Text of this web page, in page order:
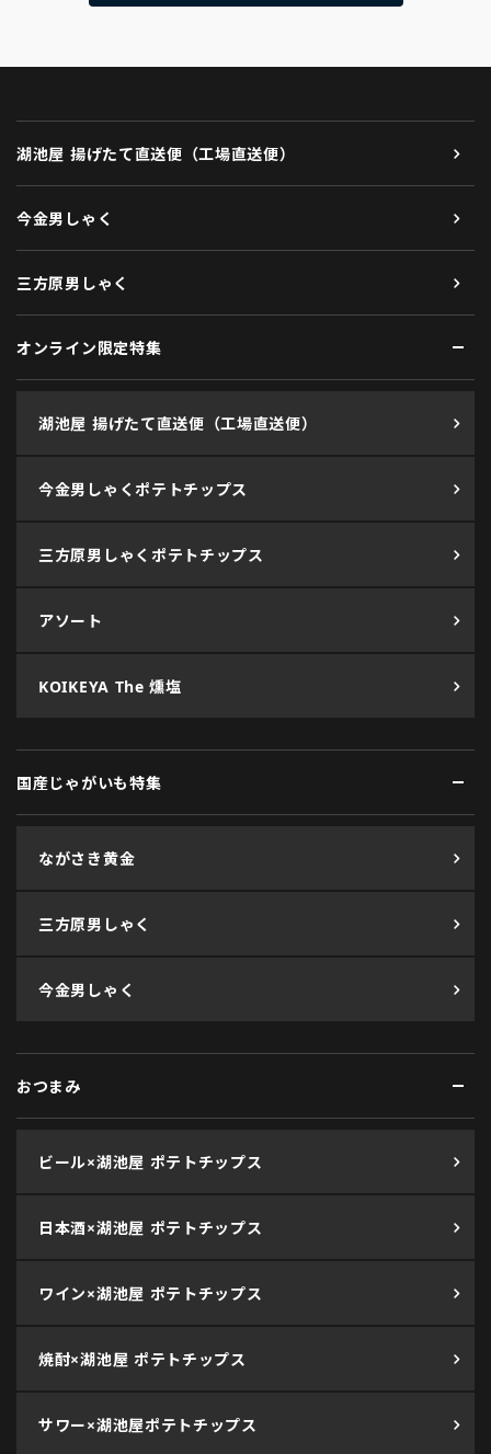
湖池屋 揚げたて直送便（工場直送便）
今金男しゃく
三方原男しゃく
オンライン限定特集
湖池屋 揚げたて直送便（工場直送便）
今金男しゃくポテトチップス
三方原男しゃくポテトチップス
アソート
KOIKEYA The 燻塩
国産じゃがいも特集
ながさき黄金
三方原男しゃく
今金男しゃく
おつまみ
ビール×湖池屋 ポテトチップス
日本酒×湖池屋 ポテトチップス
ワイン×湖池屋 ポテトチップス
焼酎×湖池屋 ポテトチップス
サワー×湖池屋ポテトチップス